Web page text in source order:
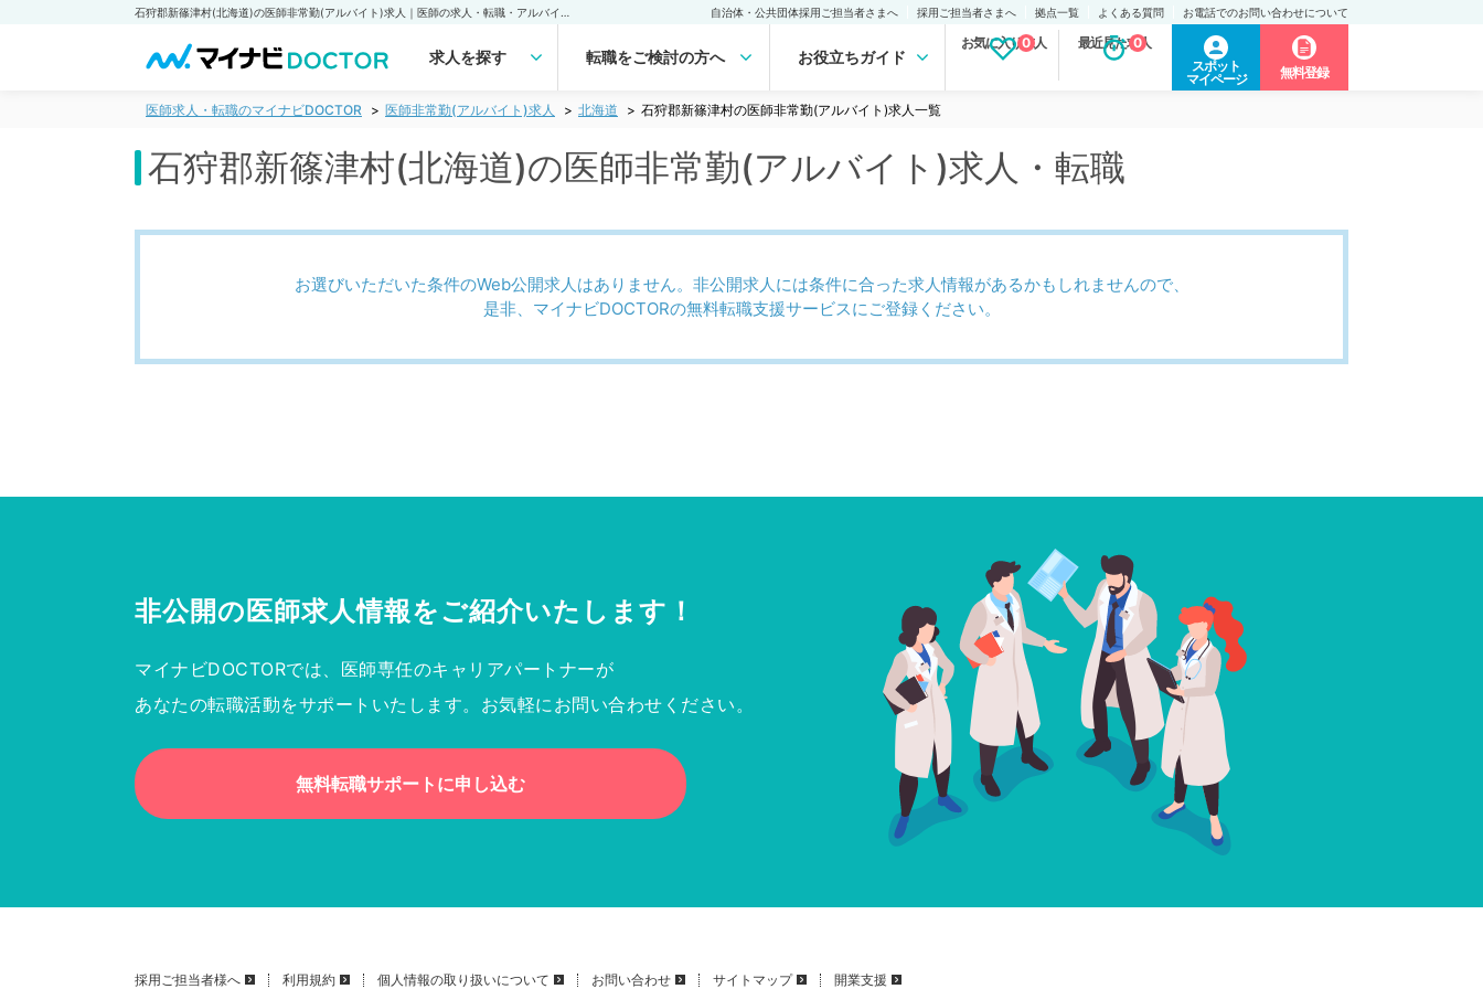
自治体・公共団体採用ご担当者さまへ 採用ご担当者さまへ 拠点一覧 よくある質問 お電話でのお問い合わせについて
求人を探す 転職をご検討の方へ お役立ちガイド
お気に入り求人
0 最近見た求人
0
スポット
マイページ
無料登録
医師求人・転職のマイナビDOCTOR 医師非常勤(アルバイト)求人 北海道 石狩郡新篠津村の医師非常勤(アルバイト)求人一覧
石狩郡新篠津村(北海道)の医師非常勤(アルバイト)求人・転職
お選びいただいた条件のWeb公開求人はありません。非公開求人には条件に合った求人情報があるかもしれませんので、
是非、マイナビDOCTORの無料転職支援サービスにご登録ください。
非公開の医師求人情報をご紹介いたします！
マイナビDOCTORでは、医師専任のキャリアパートナーが
あなたの転職活動をサポートいたします。お気軽にお問い合わせください。
無料転職サポートに申し込む
採用ご担当者様へ 利用規約 個人情報の取り扱いについて お問い合わせ サイトマップ 開業支援